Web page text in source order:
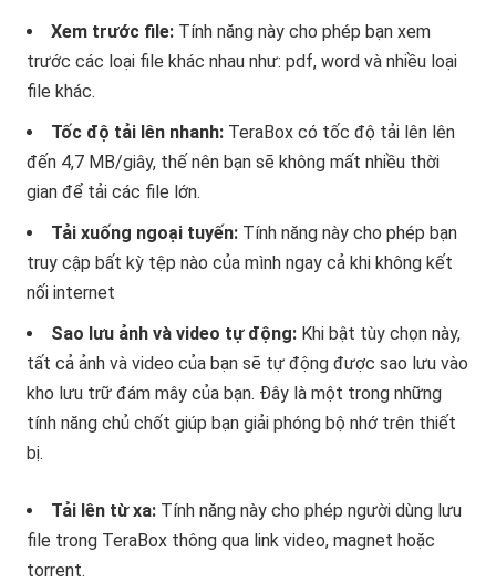
Xem trước file: Tính năng này cho phép bạn xem
trước các loại file khác nhau như: pdf, word và nhiều loại
file khác.
Tốc độ tải lên nhanh: TeraBox có tốc độ tải lên lên
đến 4,7 MB/giây, thế nên bạn sẽ không mất nhiều thời
gian để tải các file lớn.
Tải xuống ngoại tuyến: Tính năng này cho phép bạn
truy cập bất kỳ tệp nào của mình ngay cả khi không kết
nối internet
Sao lưu ảnh và video tự động: Khi bật tùy chọn này,
tất cả ảnh và video của bạn sẽ tự động được sao lưu vào
kho lưu trữ đám mây của bạn. Đây là một trong những
tính năng chủ chốt giúp bạn giải phóng bộ nhớ trên thiết
bị.
Tải lên từ xa: Tính năng này cho phép người dùng lưu
file trong TeraBox thông qua link video, magnet hoặc
torrent.